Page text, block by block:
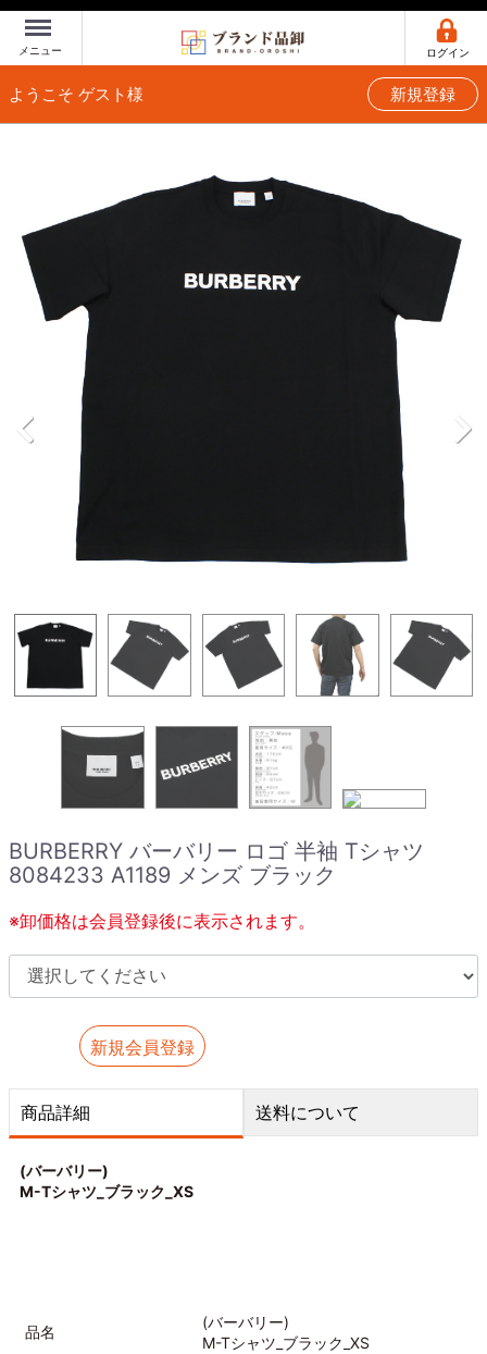
Menu
メニュー ログイン
ようこそ ゲスト様 新規登録
BURBERRY バーバリー ロゴ 半袖 Tシャツ
8084233 A1189 メンズ ブラック
※卸価格は会員登録後に表示されます。
新規会員登録
商品詳細 送料について
(バーバリー)
M-Tシャツ_ブラック_XS
品名
(バーバリー)
M-Tシャツ_ブラック_XS